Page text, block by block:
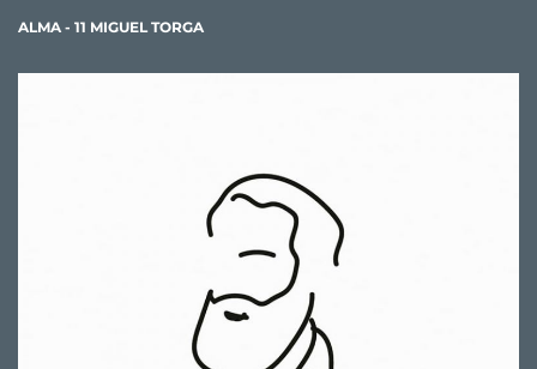
ALMA - 11 MIGUEL TORGA